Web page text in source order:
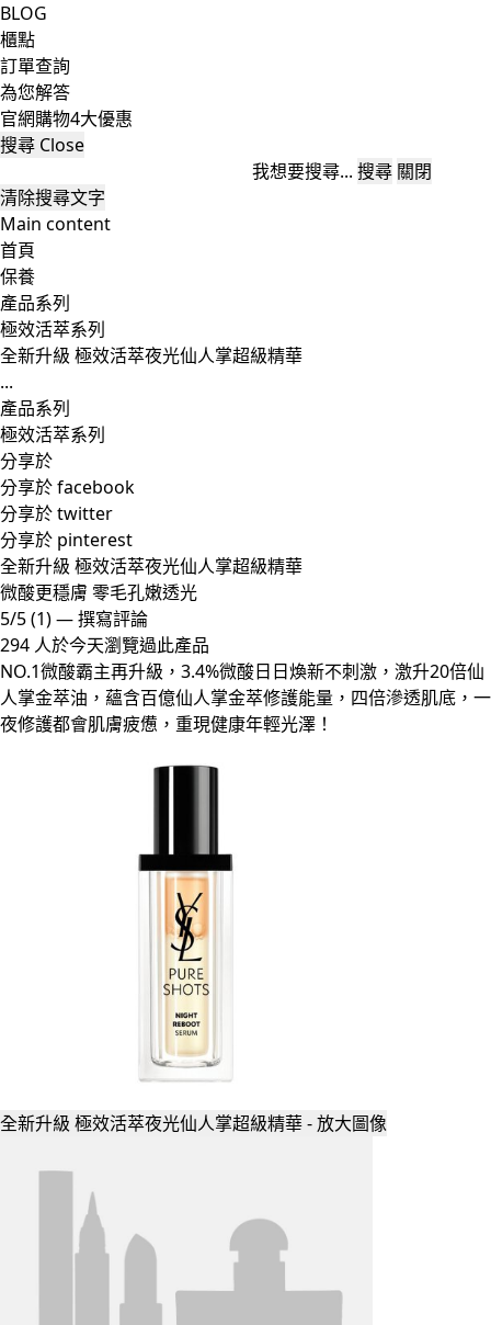
BLOG
櫃點
訂單查詢
為您解答
官網購物4大優惠
搜尋 Close
我想要搜尋... 搜尋 關閉
清除搜尋文字
Main content
首頁
保養
產品系列
極效活萃系列
全新升級 極效活萃夜光仙人掌超級精華
...
產品系列
極效活萃系列
分享於
分享於 facebook
分享於 twitter
分享於 pinterest
全新升級 極效活萃夜光仙人掌超級精華
微酸更穩膚 零毛孔嫩透光
5/5(1)—撰寫評論
294 人於今天瀏覽過此產品
NO.1微酸霸主再升級，3.4%微酸日日煥新不刺激，激升20倍仙
人掌金萃油，蘊含百億仙人掌金萃修護能量，四倍滲透肌底，一
夜修護都會肌膚疲憊，重現健康年輕光澤！
全新升級 極效活萃夜光仙人掌超級精華 - 放大圖像